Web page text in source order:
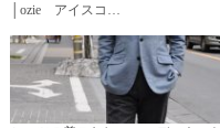
│ozie アイスコ…